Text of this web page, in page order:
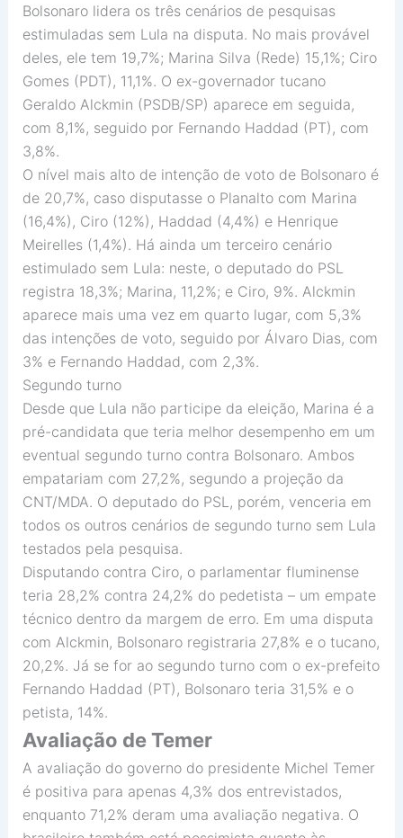
Bolsonaro lidera os três cenários de pesquisas
estimuladas sem Lula na disputa. No mais provável
deles, ele tem 19,7%; Marina Silva (Rede) 15,1%; Ciro
Gomes (PDT), 11,1%. O ex-governador tucano
Geraldo Alckmin (PSDB/SP) aparece em seguida,
com 8,1%, seguido por Fernando Haddad (PT), com
3,8%.
O nível mais alto de intenção de voto de Bolsonaro é
de 20,7%, caso disputasse o Planalto com Marina
(16,4%), Ciro (12%), Haddad (4,4%) e Henrique
Meirelles (1,4%). Há ainda um terceiro cenário
estimulado sem Lula: neste, o deputado do PSL
registra 18,3%; Marina, 11,2%; e Ciro, 9%. Alckmin
aparece mais uma vez em quarto lugar, com 5,3%
das intenções de voto, seguido por Álvaro Dias, com
3% e Fernando Haddad, com 2,3%.
Segundo turno
Desde que Lula não participe da eleição, Marina é a
pré-candidata que teria melhor desempenho em um
eventual segundo turno contra Bolsonaro. Ambos
empatariam com 27,2%, segundo a projeção da
CNT/MDA. O deputado do PSL, porém, venceria em
todos os outros cenários de segundo turno sem Lula
testados pela pesquisa.
Disputando contra Ciro, o parlamentar fluminense
teria 28,2% contra 24,2% do pedetista – um empate
técnico dentro da margem de erro. Em uma disputa
com Alckmin, Bolsonaro registraria 27,8% e o tucano,
20,2%. Já se for ao segundo turno com o ex-prefeito
Fernando Haddad (PT), Bolsonaro teria 31,5% e o
petista, 14%.
Avaliação de Temer
A avaliação do governo do presidente Michel Temer
é positiva para apenas 4,3% dos entrevistados,
enquanto 71,2% deram uma avaliação negativa. O